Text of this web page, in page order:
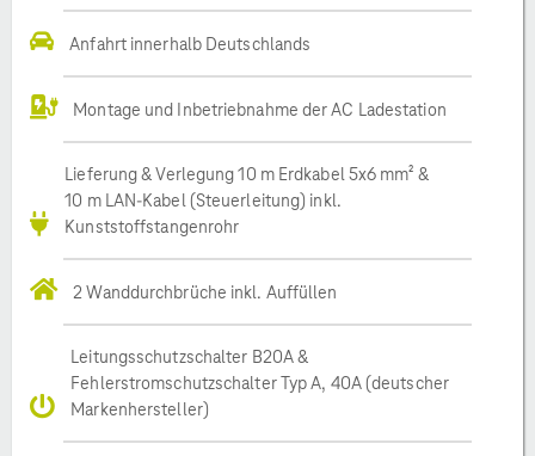
Anfahrt innerhalb Deutschlands
Montage und Inbetriebnahme der AC Ladestation
Lieferung & Verlegung 10 m Erdkabel 5x6 mm² &
10 m LAN-Kabel (Steuerleitung) inkl.
Kunststoffstangenrohr
2 Wanddurchbrüche inkl. Auffüllen
Leitungsschutzschalter B20A &
Fehlerstromschutzschalter Typ A, 40A (deutscher
Markenhersteller)